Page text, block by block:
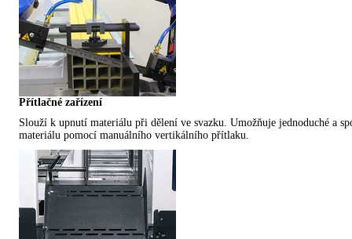
Přítlačné zařízení
Slouží k upnutí materiálu při dělení ve svazku. Umožňuje jednoduché a
materiálu pomocí manuálního vertikálního přítlaku.